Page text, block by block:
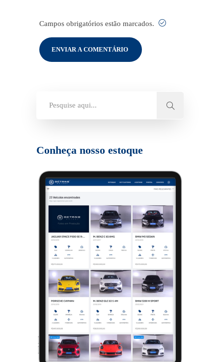
Campos obrigatórios estão marcados.
Conheça nosso estoque